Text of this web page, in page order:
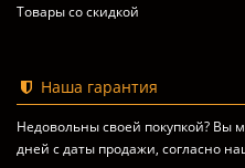
Товары со скидкой
Наша гарантия
Недовольны своей покупкой? Вы
дней с даты продажи, согласно